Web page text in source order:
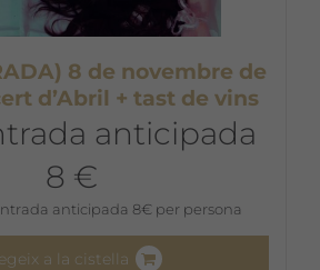
8 de novembre de
d’Abril + tast de vins
anticipada
8 €
anticipada 8€ per persona
a la cistella